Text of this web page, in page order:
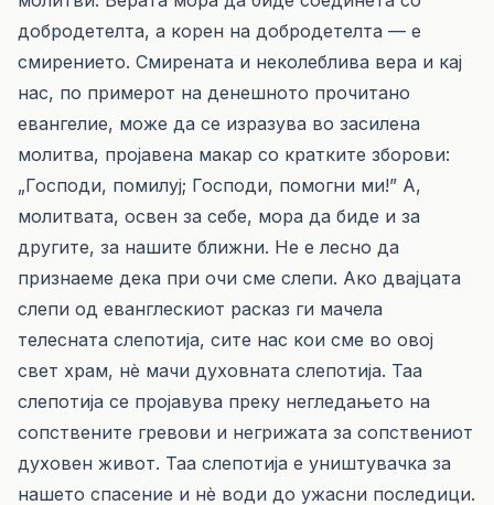
добродетелта, а корен на добродетелта — е
смирението. Смирената и неколеблива вера и кај
нас, по примерот на денешното прочитано
евангелие, може да се изразува во засилена
молитва, пројавена макар со кратките зборови:
„Господи, помилуј; Господи, помогни ми!” А,
молитвата, освен за себе, мора да биде и за
другите, за нашите ближни. Не е лесно да
признаеме дека при очи сме слепи. Ако двајцата
слепи од еванглескиот расказ ги мачела
телесната слепотија, сите нас кои сме во овој
свет храм, нè мачи духовната слепотија. Таа
слепотија се пројавува преку негледањето на
сопствените гревови и негрижата за сопствениот
духовен живот. Таа слепотија е уништувачка за
нашето спасение и нè води до ужасни последици.